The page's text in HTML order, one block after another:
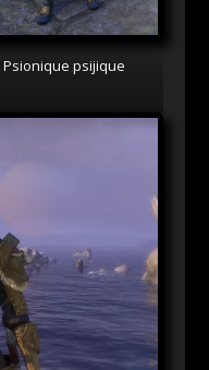
Psionique psijique